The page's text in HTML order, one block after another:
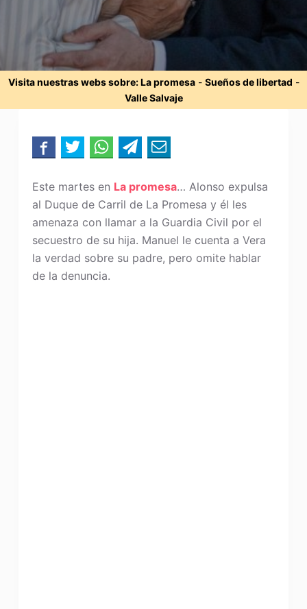
Visita nuestras webs sobre:La promesa- Sueños de libertad -
Valle Salvaje
Este martes en La promesa… Alonso expulsa
al Duque de Carril de La Promesa y él les
amenaza con llamar a la Guardia Civil por el
secuestro de su hija. Manuel le cuenta a Vera
la verdad sobre su padre, pero omite hablar
de la denuncia.